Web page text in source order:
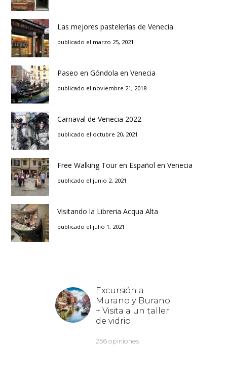
Las mejores pastelerías de Venecia
publicado el marzo 25, 2021
Paseo en Góndola en Venecia
publicado el noviembre 21, 2018
Carnaval de Venecia 2022
publicado el octubre 20, 2021
Free Walking Tour en Español en Venecia
publicado el junio 2, 2021
Visitando la Libreria Acqua Alta
publicado el julio 1, 2021